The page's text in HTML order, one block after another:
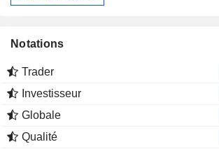
Notations
Trader
Investisseur
Globale
Qualité